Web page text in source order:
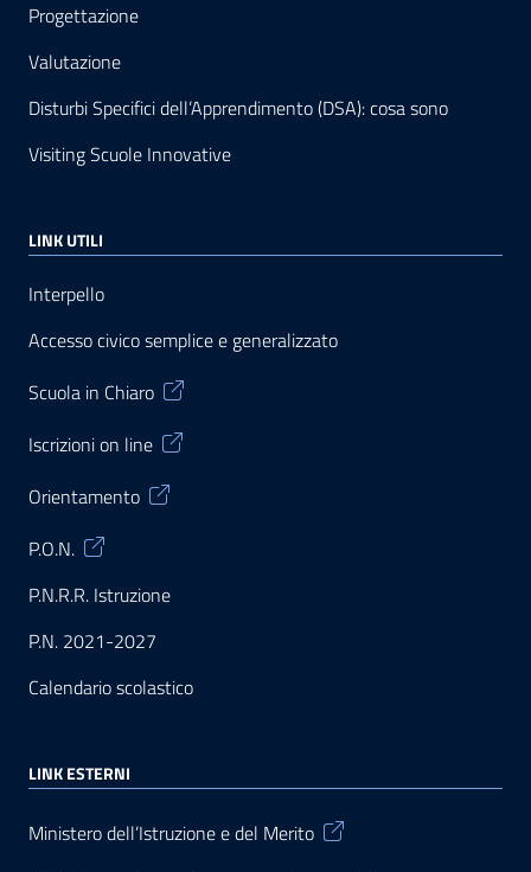
Progettazione
Valutazione
Disturbi Specifici dell’Apprendimento (DSA): cosa sono
Visiting Scuole Innovative
LINK UTILI
Interpello
Accesso civico semplice e generalizzato
Scuola in Chiaro
Iscrizioni on line
Orientamento
P.O.N.
P.N.R.R. Istruzione
P.N. 2021-2027
Calendario scolastico
LINK ESTERNI
Ministero dell’Istruzione e del Merito